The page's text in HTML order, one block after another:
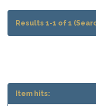
Results 1-1 of 1
Item hits: